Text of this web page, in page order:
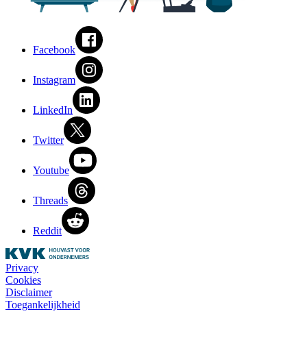
Facebook
Instagram
LinkedIn
Twitter
Youtube
Threads
Reddit
Privacy
Cookies
Disclaimer
Toegankelijkheid